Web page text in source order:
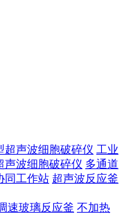
超声波细胞破碎仪 工业
声波细胞破碎仪 多通道
同工作站 超声波反应釜
速玻璃反应釜 不加热